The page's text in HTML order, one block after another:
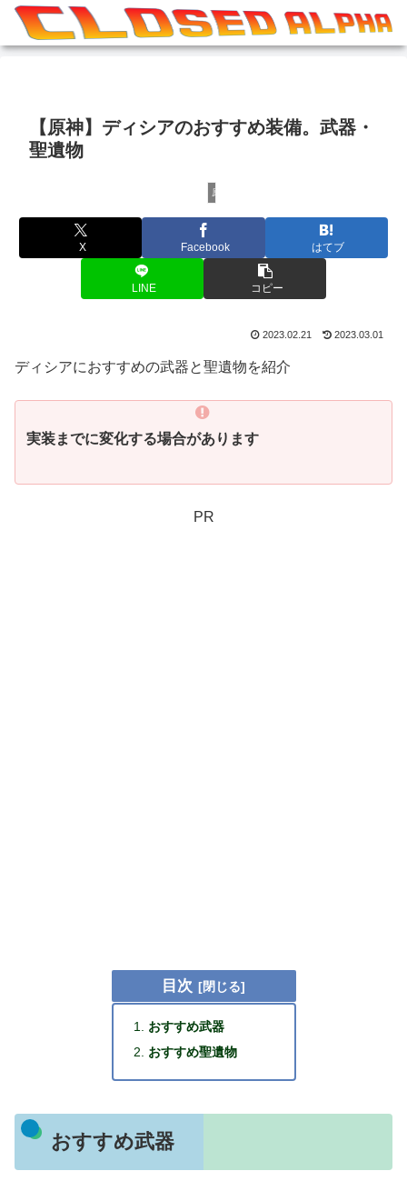
【原神】ディシアのおすすめ装備。武器・
聖遺物
原神
X Facebook はてブ
LINE コピー
2023.02.21 2023.03.01
ディシアにおすすめの武器と聖遺物を紹介
実装までに変化する場合があります
PR
目次
おすすめ武器
おすすめ聖遺物
おすすめ武器